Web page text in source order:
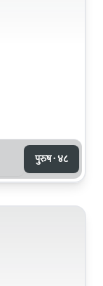
पुरुष · ४८